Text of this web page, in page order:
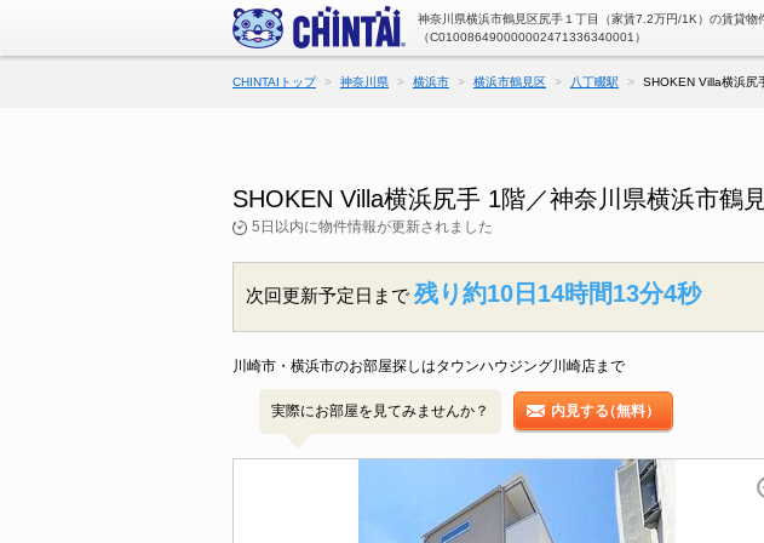
神奈川県横浜市鶴見区尻手１丁目（家賃7.2万円/1K）の賃貸物
（C010086490000002471336340001）
CHINTAIトップ 神奈川県 横浜市 横浜市鶴見区 八丁畷駅 SHOKEN Villa横浜尻
SHOKEN Villa横浜尻手 1階／神奈川県横浜市鶴
5日以内に物件情報が更新されました
次回更新予定日まで 残り約10日14時間13分3秒
川崎市・横浜市のお部屋探しはタウンハウジング川崎店まで
実際にお部屋を見てみませんか？ 内見する（無料）